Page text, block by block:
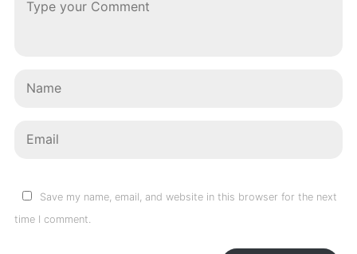
Save my name, email, and website in this browser for the next
time I comment.